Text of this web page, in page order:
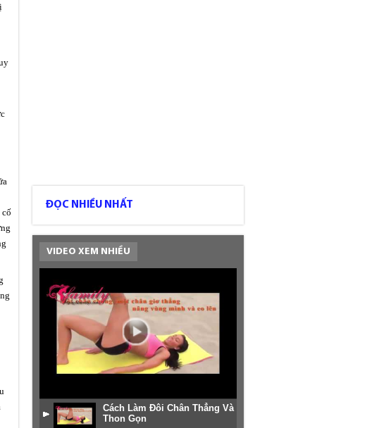
cố
ĐỌC NHIỀU NHẤT
VIDEO XEM NHIỀU
Cách Làm Đôi Chân Thẳng Và
Thon Gọn